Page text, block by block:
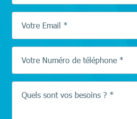
Votre Email *
Votre Numéro de téléphone *
Quels sont vos besoins ? *